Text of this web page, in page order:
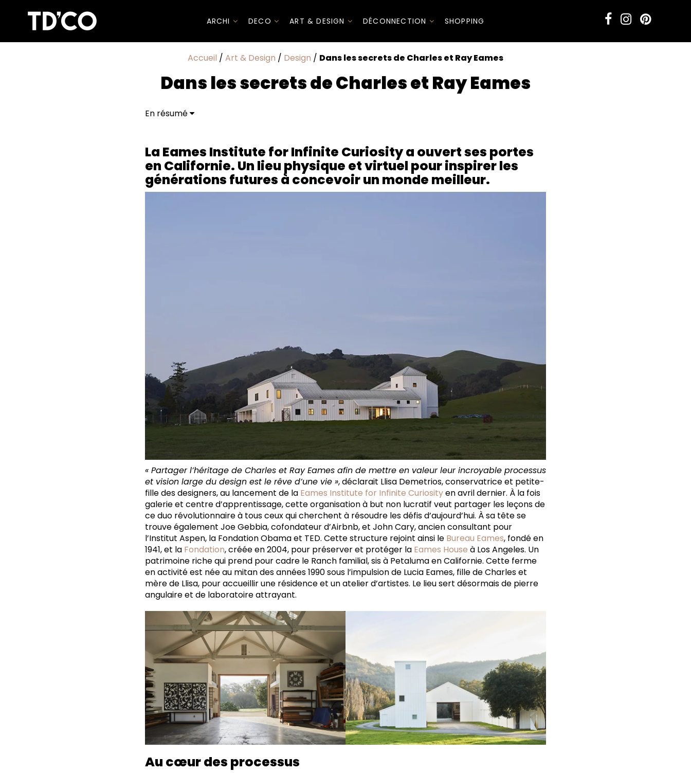
ARCHI DECO ART & DESIGN DÉCONNECTION SHOPPING
Accueil / Art & Design / Design / Dans les secrets de Charles et Ray Eames
Dans les secrets de Charles et Ray Eames
En résumé
Au cœur des processus
La Eames Institute for Infinite Curiosity a ouvert ses portes
en Californie. Un lieu physique et virtuel pour inspirer les
générations futures à concevoir un monde meilleur.
« Partager l’héritage de Charles et Ray Eames afin de mettre en valeur leur incroyable processus
et vision large du design est le rêve d’une vie », déclarait Llisa Demetrios, conservatrice et petite-
fille des designers, au lancement de la Eames Institute for Infinite Curiosityen avril dernier. À la fois
galerie et centre d’apprentissage, cette organisation à but non lucratif veut partager les leçons de
ce duo révolutionnaire à tous ceux qui cherchent à résoudre les défis d’aujourd’hui. À sa tête se
trouve également Joe Gebbia, cofondateur d’Airbnb, et John Cary, ancien consultant pour
l’Institut Aspen, la Fondation Obama et TED. Cette structure rejoint ainsi le Bureau Eames, fondé en
1941, et la Fondation, créée en 2004, pour préserver et protéger la Eames House à Los Angeles. Un
patrimoine riche qui prend pour cadre le Ranch familial, sis à Petaluma en Californie. Cette ferme
en activité est née au mitan des années 1990 sous l’impulsion de Lucia Eames, fille de Charles et
mère de Llisa, pour accueillir une résidence et un atelier d’artistes. Le lieu sert désormais de pierre
angulaire et de laboratoire attrayant.
Au cœur des processus